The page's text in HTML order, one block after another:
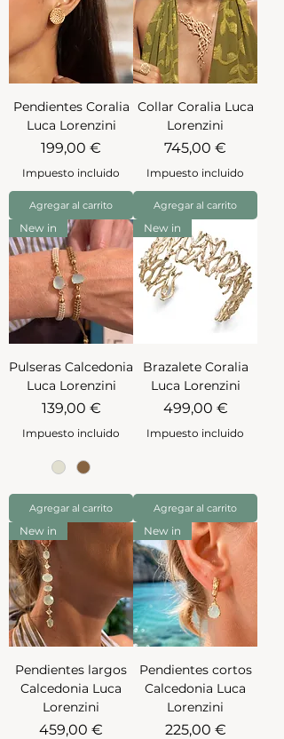
Pendientes Coralia
Luca Lorenzini
Precio
199,00 €
Impuesto incluido
Agregar al carrito
Collar Coralia Luca
Lorenzini
Precio
745,00 €
Impuesto incluido
Agregar al carrito
New in
Pulseras Calcedonia
Luca Lorenzini
Precio
139,00 €
Impuesto incluido
Agregar al carrito
New in
Brazalete Coralia
Luca Lorenzini
Precio
499,00 €
Impuesto incluido
Agregar al carrito
New in
Pendientes largos
Calcedonia Luca
Lorenzini
Precio
459,00 €
New in
Pendientes cortos
Calcedonia Luca
Lorenzini
Precio
225,00 €